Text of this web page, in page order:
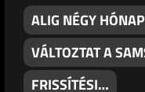
ALIG NÉGY
VÁLTOZTAT A
FRISSÍTÉSI…